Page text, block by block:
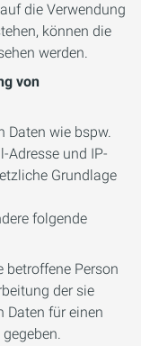
die Verwendung
können die
werden.
von
Daten wie bspw.
Adresse und IP-
Grundlage
folgende
betroffene Person
der sie
Daten für einen